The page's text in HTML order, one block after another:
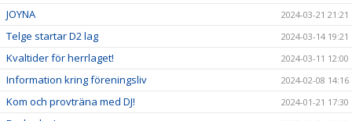
JOYNA 2024-03-21 21:21
Telge startar D2 lag 2024-03-14 19:21
Kvaltider för herrlaget! 2024-03-11 12:00
Information kring föreningsliv 2024-02-08 14:16
Kom och provträna med DJ! 2024-01-21 17:30